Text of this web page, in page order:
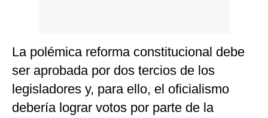
La polémica reforma constitucional debe
ser aprobada por dos tercios de los
legisladores y, para ello, el oficialismo
debería lograr votos por parte de la